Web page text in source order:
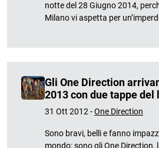
notte del 28 Giugno 2014,
Milano vi aspetta per
Gli One Direction
2013 con due tappe del
31 Ott 2012 -One Direction
Sono bravi, belli e fanno
mondo: sono gli One